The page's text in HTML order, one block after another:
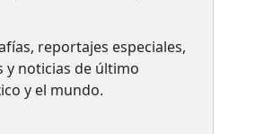
reportajes especiales,
y noticias de último
y el mundo.